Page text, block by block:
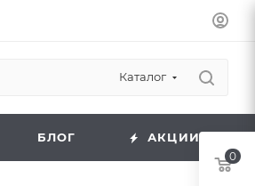
Каталог
БЛОГ АКЦИИ
0